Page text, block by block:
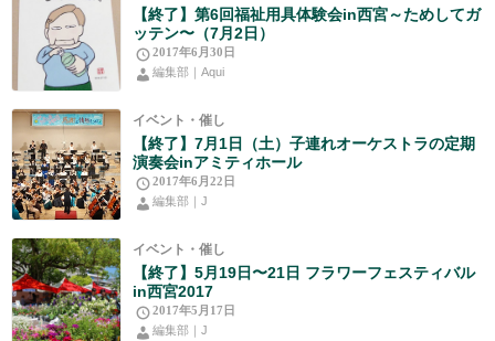
【終了】第6回福祉用具体験会in西宮～ためしてガ
ッテン〜（7月2日）
2017年6月30日
編集部｜Aqui
イベント・催し
【終了】7月1日（土）子連れオーケストラの定期
演奏会inアミティホール
2017年6月22日
編集部｜J
イベント・催し
【終了】5月19日〜21日 フラワーフェスティバル
in西宮2017
2017年5月17日
編集部｜J